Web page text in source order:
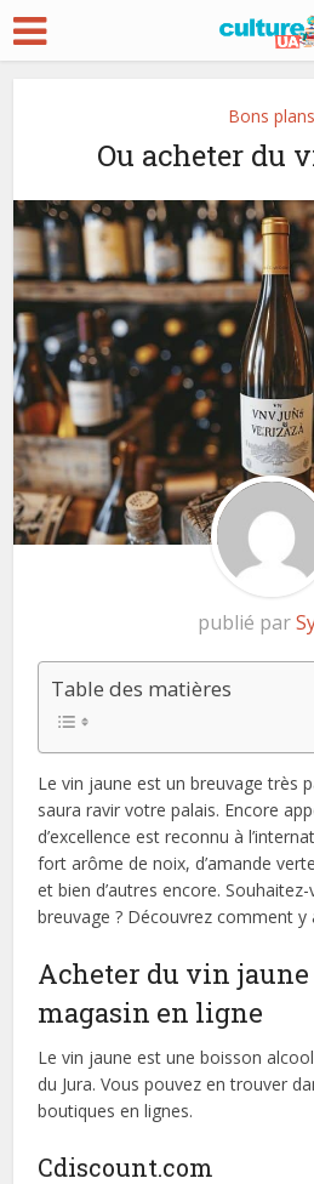
Bons plans
Ou acheter du
publié par
Table des matières
Le vin jaune est un breuvage très
saura ravir votre palais. Encore
d’excellence est reconnu à
fort arôme de noix, d’amande
et bien d’autres encore.
breuvage ? Découvrez comment y
Acheter du vin jaune
magasin en ligne
Le vin jaune est une boisson
du Jura. Vous pouvez en trouver
boutiques en lignes.
Cdiscount.com